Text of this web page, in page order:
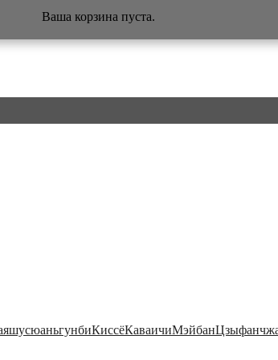
шусюаньгунбиКиссёКаваичиМэйбан
Ваша корзина пуста.